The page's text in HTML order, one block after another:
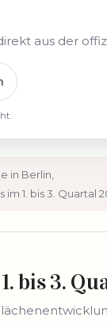
aus der
in Berlin,
1. bis 3. Quartal
bis 3.